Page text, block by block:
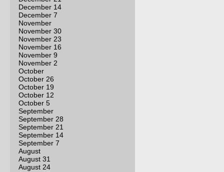
December 14
December 7
November
November 30
November 23
November 16
November 9
November 2
October
October 26
October 19
October 12
October 5
September
September 28
September 21
September 14
September 7
August
August 31
August 24